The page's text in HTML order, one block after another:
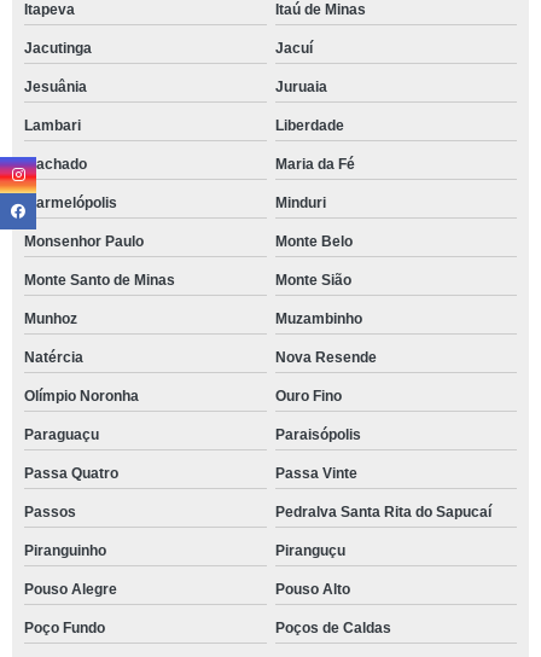
Itapeva Itaú de Minas
Jacutinga Jacuí
Jesuânia Juruaia
Lambari Liberdade
Machado Maria da Fé
Marmelópolis Minduri
Monsenhor Paulo Monte Belo
Monte Santo de Minas Monte Sião
Munhoz Muzambinho
Natércia Nova Resende
Olímpio Noronha Ouro Fino
Paraguaçu Paraisópolis
Passa Quatro Passa Vinte
Passos Pedralva Santa Rita do Sapucaí
Piranguinho Piranguçu
Pouso Alegre Pouso Alto
Poço Fundo Poços de Caldas